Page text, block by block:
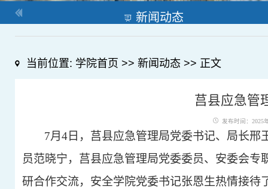
新闻动态
当前位置: 学院首页 >> 新闻动态 >> 正文
莒县应急管
发布时间：2025
7月4日，莒县应急管理局党委书记、局长
员范晓宁，莒县应急管理局党委委员、安委会
研合作交流，安全学院党委书记张恩生热情接